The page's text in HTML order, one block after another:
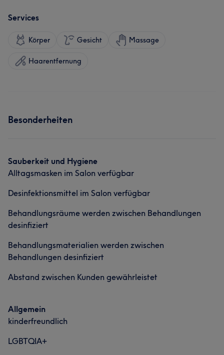
Services
Körper Gesicht Massage
Haarentfernung
Besonderheiten
Sauberkeit und Hygiene
Alltagsmasken im Salon verfügbar
Desinfektionsmittel im Salon verfügbar
Behandlungsräume werden zwischen Behandlungen
desinfiziert
Behandlungsmaterialien werden zwischen
Behandlungen desinfiziert
Abstand zwischen Kunden gewährleistet
Allgemein
kinderfreundlich
LGBTQIA+